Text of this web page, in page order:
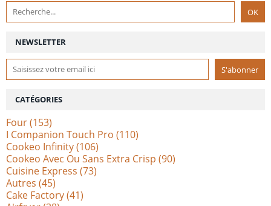
NEWSLETTER
CATÉGORIES
Four(153)
I Companion Touch Pro (110)
Cookeo Infinity(106)
Cookeo Avec Ou Sans Extra Crisp (90)
Cuisine Express (73)
Autres (45)
Cake Factory(41)